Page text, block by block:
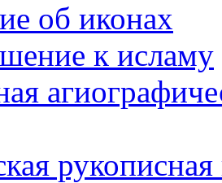
об иконах
к исламу